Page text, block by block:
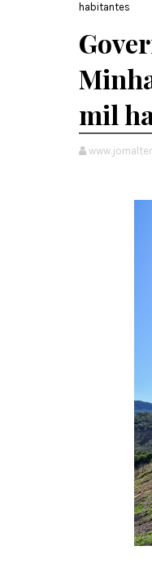
habitantes
mil